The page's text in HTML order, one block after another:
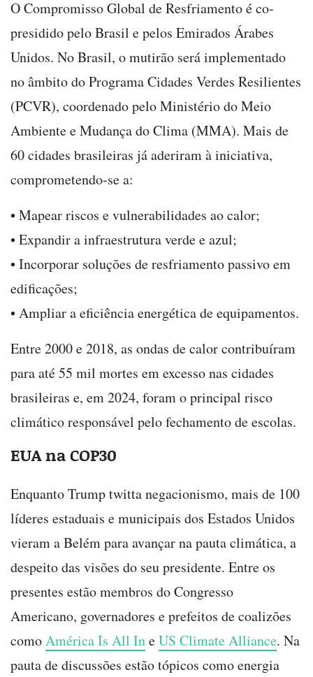
O Compromisso Global de Resfriamento é co-
presidido pelo Brasil e pelos Emirados Árabes
Unidos. No Brasil, o mutirão será implementado
no âmbito do Programa Cidades Verdes Resilientes
(PCVR), coordenado pelo Ministério do Meio
Ambiente e Mudança do Clima (MMA). Mais de
60 cidades brasileiras já aderiram à iniciativa,
comprometendo-se a:
• Mapear riscos e vulnerabilidades ao calor;
• Expandir a infraestrutura verde e azul;
• Incorporar soluções de resfriamento passivo em
edificações;
• Ampliar a eficiência energética de equipamentos.
Entre 2000 e 2018, as ondas de calor contribuíram
para até 55 mil mortes em excesso nas cidades
brasileiras e, em 2024, foram o principal risco
climático responsável pelo fechamento de escolas.
EUA na COP30
Enquanto Trump twitta negacionismo, mais de 100
líderes estaduais e municipais dos Estados Unidos
vieram a Belém para avançar na pauta climática, a
despeito das visões do seu presidente. Entre os
presentes estão membros do Congresso
Americano, governadores e prefeitos de coalizões
comoAmérica Is All IneUS Climate Alliance. Na
pauta de discussões estão tópicos como energia